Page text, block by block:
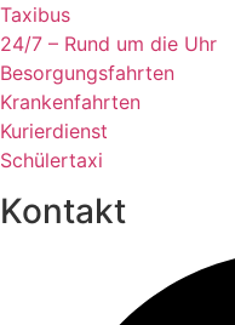
Taxibus
24/7 – Rund um die Uhr
Besorgungsfahrten
Krankenfahrten
Kurierdienst
Schülertaxi
Kontakt